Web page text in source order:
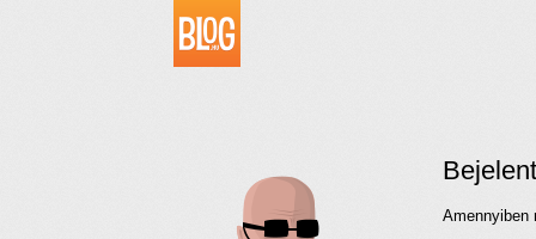
Amennyiben